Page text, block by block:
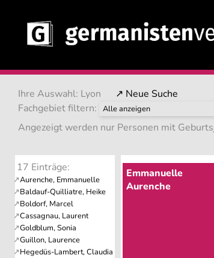
Ihre Auswahl: Lyon
↗ Neue Suche
Fachgebiet filtern:
Angezeigt werden nur Personen mit
17 Einträge:
Emmanuelle
Aurenche